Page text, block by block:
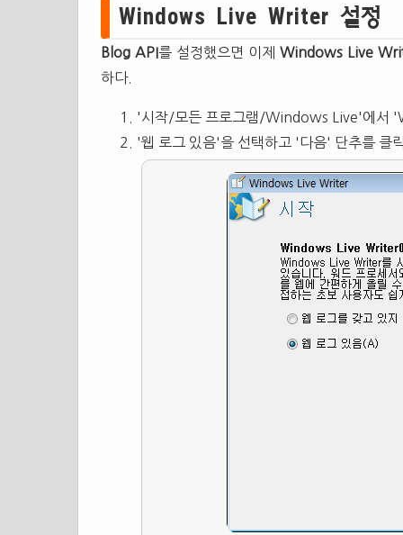
Windows Live Writer 설정
Blog API를 설정했으면 이제 Windows Live
하다.
'시작/모든 프로그램/Windows Live'에서
'웹 로그 있음'을 선택하고 '다음' 단추를 클